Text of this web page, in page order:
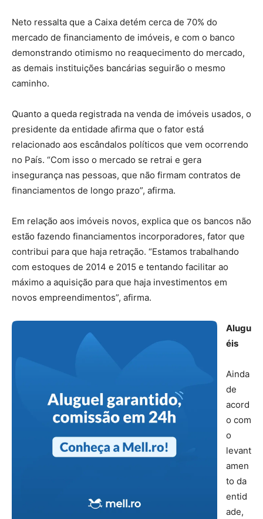
Neto ressalta que a Caixa detém cerca de 70% do
mercado de financiamento de imóveis, e com o banco
demonstrando otimismo no reaquecimento do mercado,
as demais instituições bancárias seguirão o mesmo
caminho.
Quanto a queda registrada na venda de imóveis usados, o
presidente da entidade afirma que o fator está
relacionado aos escândalos políticos que vem ocorrendo
no País. “Com isso o mercado se retrai e gera
insegurança nas pessoas, que não firmam contratos de
financiamentos de longo prazo”, afirma.
Em relação aos imóveis novos, explica que os bancos não
estão fazendo financiamentos incorporadores, fator que
contribui para que haja retração. “Estamos trabalhando
com estoques de 2014 e 2015 e tentando facilitar ao
máximo a aquisição para que haja investimentos em
novos empreendimentos”, afirma.
Alugu
éis
Ainda
de
acord
o com
o
levant
amen
to da
entid
ade,